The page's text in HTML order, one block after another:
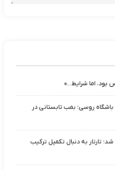
بود، اما شرایط…»
و باشگاه روسی؛ بمب تابستانی در
تارتار به دنبال تکمیل ترکیب